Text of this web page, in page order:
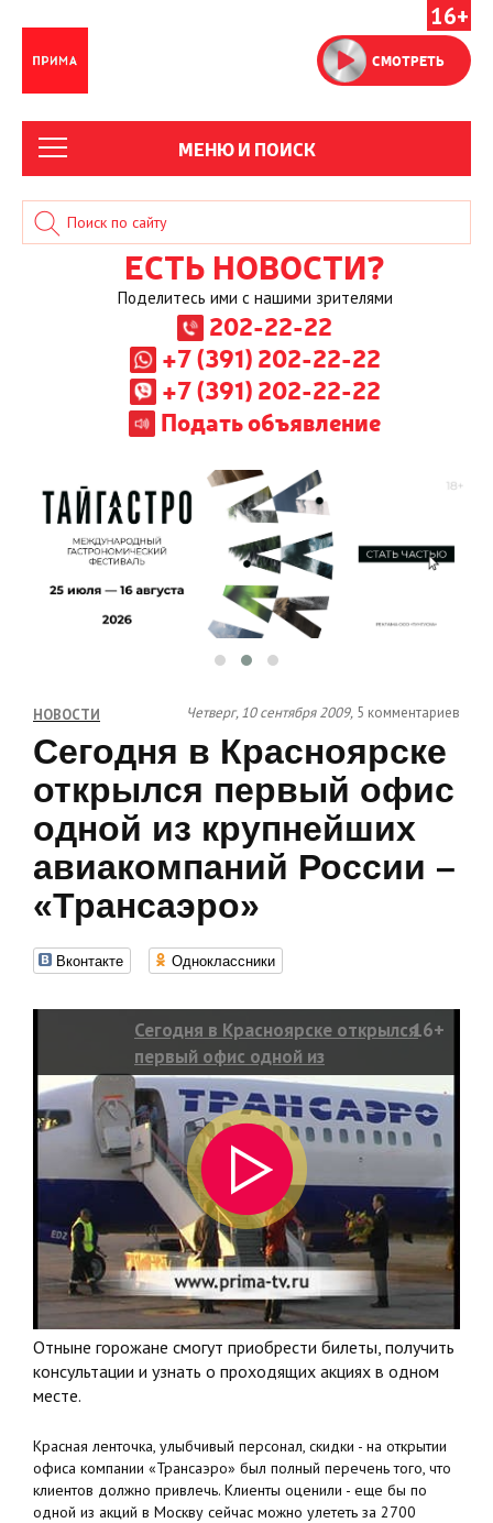
16+
СМОТРЕТЬ
МЕНЮ И ПОИСК
ЕСТЬ НОВОСТИ?
Поделитесь ими с нашими зрителями
202-22-22
+7 (391) 202-22-22
+7 (391) 202-22-22
Подать объявление
НОВОСТИ Четверг, 10 сентября 2009, 5 комментариев
Сегодня в Красноярске
открылся первый офис
одной из крупнейших
авиакомпаний России –
«Трансаэро»
Вконтакте Одноклассники
Сегодня в Красноярске открылся
первый офис одной из
крупнейших авиакомпаний России
– «Трансаэро»
16+
Отныне горожане смогут приобрести билеты, получить
консультации и узнать о проходящих акциях в одном
месте.
Красная ленточка, улыбчивый персонал, скидки - на открытии
офиса компании «Трансаэро» был полный перечень того, что
клиентов должно привлечь. Клиенты оценили - еще бы по
одной из акций в Москву сейчас можно улететь за 2700